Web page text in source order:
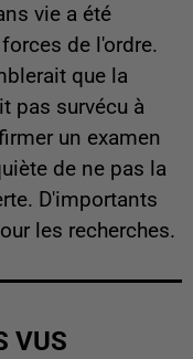
vie a été
de l'ordre.
que la
pas survécu à
un examen
de ne pas la
D'importants
les recherches.
VUS